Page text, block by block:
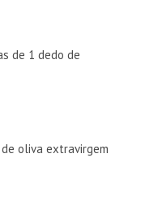
de 1 dedo de
oliva extravirgem